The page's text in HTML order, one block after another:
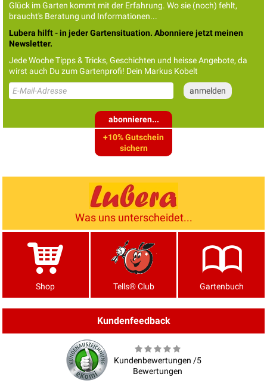
Glück im Garten kommt mit der Erfahrung. Wo sie (noch) fehlt,
braucht's Beratung und Informationen...
Lubera hilft - in jeder Gartensituation. Abonniere jetzt meinen
Newsletter.
Jede Woche Tipps & Tricks, Geschichten und heisse Angebote, da
wirst auch Du zum Gartenprofi! Dein Markus Kobelt
abonnieren...
+10% Gutschein
sichern
Was uns unterscheidet...
Shop Tells® Club Gartenbuch
Kundenfeedback
Kundenbewertungen /5
Bewertungen